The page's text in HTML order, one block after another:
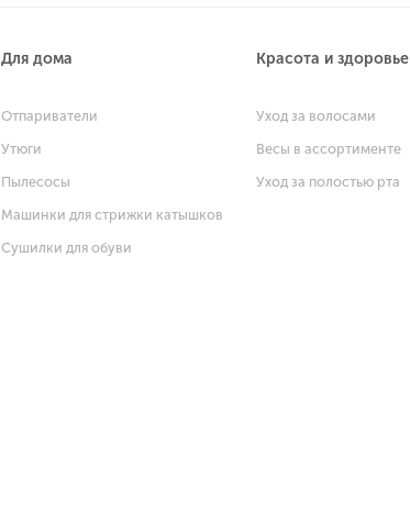
Для дома
Отпариватели
Утюги
Пылесосы
Машинки для стрижки катышков
Сушилки для обуви
Красота и здоровье
Уход за волосами
Весы в ассортименте
Уход за полостью рта